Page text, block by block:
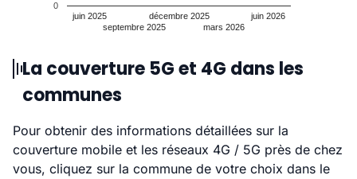
juin 2025
septembre 2025
décembre 2025
mars 2026
juin 2026
0
La couverture 5G et 4G dans les
communes
Pour obtenir des informations détaillées sur la
couverture mobile et les réseaux 4G / 5G près de chez
vous, cliquez sur la commune de votre choix dans le